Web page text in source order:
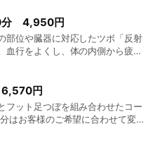
分 4,950円
部位や臓器に対応したツボ「反射
血行をよくし、体の内側から疲れ
円
フット足つぼを組み合わせたコー
はお客様のご希望に合わせて変え